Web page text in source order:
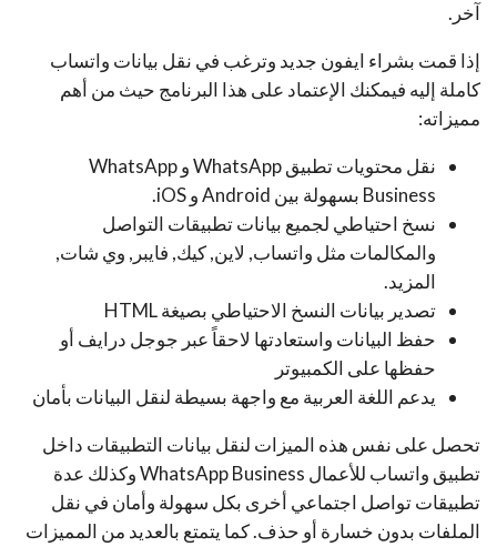
آخر.
إذا قمت بشراء ايفون جديد وترغب في نقل بيانات واتساب
كاملة إليه فيمكنك الإعتماد على هذا البرنامج حيث من أهم
مميزاته:
نقل محتويات تطبيق WhatsApp و WhatsApp
Business بسهولة بين Android و iOS.
نسخ احتياطي لجميع بيانات تطبيقات التواصل
والمكالمات مثل واتساب, لاين, كيك, فايبر, وي شات,
المزيد.
تصدير بيانات النسخ الاحتياطي بصيغة HTML
حفظ البيانات واستعادتها لاحقاً عبر جوجل درايف أو
حفظها على الكمبيوتر
يدعم اللغة العربية مع واجهة بسيطة لنقل البيانات بأمان
تحصل على نفس هذه الميزات لنقل بيانات التطبيقات داخل
تطبيق واتساب للأعمال WhatsApp Business وكذلك عدة
تطبيقات تواصل اجتماعي أخرى بكل سهولة وأمان في نقل
الملفات بدون خسارة أو حذف. كما يتمتع بالعديد من المميزات